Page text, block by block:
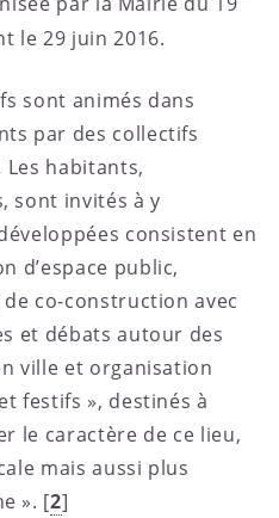
le 29 juin 2016.
sont animés dans
par des collectifs
Les habitants,
sont invités à y
consistent en
d’espace public,
co-construction avec
et débats autour des
ville et organisation
festifs », destinés à
le caractère de ce lieu,
mais aussi plus
». [2]